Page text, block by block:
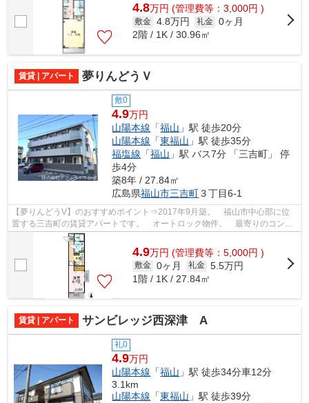
4.8万円 (管理費等：3,000円 )
敷金 4.8万円 礼金 0ヶ月
2階 / 1K / 30.96㎡
賃貸 | アパート 夢りんどうＶ
敷0
4.9万円
山陽本線 「福山 」駅 徒歩20分
山陽本線 「東福山 」駅 徒歩35分
福塩線 「福山 」駅 バス7分 「三吉町」 停
歩4分
築8年 / 27.84㎡
広島県福山市三吉町３丁目6-1
【夢りんどうV】のおすすめポイント⇒2017年9月築。 福山市中心部に位
置する三吉町の賃貸アパートです。 オートロック物件。 最寄りのコンビ
ニエンスストアまで徒歩約4分です。 徒...
4.9万円 (管理費等：5,000円 )
敷金 0ヶ月 礼金 5.5万円
1階 / 1K / 27.84㎡
賃貸 | アパート サンビレッジ西深津 A
礼0
4.9万円
山陽本線 「福山 」駅 徒歩34分車12分
3.1km
山陽本線 「東福山 」駅 徒歩39分